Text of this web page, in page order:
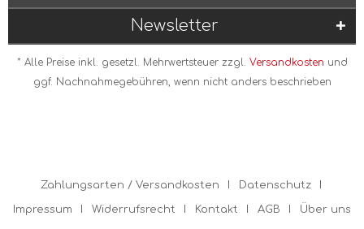
Newsletter
* Alle Preise inkl. gesetzl. Mehrwertsteuer zzgl. Versandkosten und
ggf. Nachnahmegebühren, wenn nicht anders beschrieben
Zahlungsarten / Versandkosten Datenschutz
Impressum Widerrufsrecht Kontakt AGB Über uns